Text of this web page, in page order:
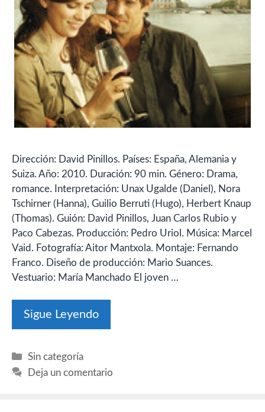
Dirección: David Pinillos. Países: España, Alemania y
Suiza. Año: 2010. Duración: 90 min. Género: Drama,
romance. Interpretación: Unax Ugalde (Daniel), Nora
Tschirner (Hanna), Guilio Berruti (Hugo), Herbert Knaup
(Thomas). Guión: David Pinillos, Juan Carlos Rubio y
Paco Cabezas. Producción: Pedro Uriol. Música: Marcel
Vaid. Fotografía: Aitor Mantxola. Montaje: Fernando
Franco. Diseño de producción: Mario Suances.
Vestuario: María Manchado El joven …
Sigue Leyendo
Categorías
Sin categoría
Deja un comentario